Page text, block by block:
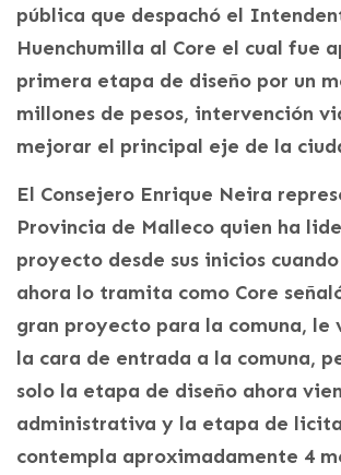
pública que despachó el
Huenchumilla al Core el cual fue
primera etapa de diseño por un
millones de pesos, intervención
mejorar el principal eje de la
El Consejero Enrique Neira
Provincia de Malleco quien ha
proyecto desde sus inicios
ahora lo tramita como Core
gran proyecto para la comuna, le
la cara de entrada a la comuna,
solo la etapa de diseño ahora
administrativa y la etapa de
contempla aproximadamente 4